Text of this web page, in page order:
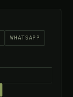
WHATSAPP